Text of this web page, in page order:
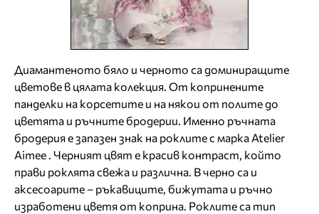
Диамантеното бяло и черното са доминиращите
цветове в цялата колекция. От копринените
панделки на корсетите и на някои от полите до
цветята и ръчните бродерии. Именно ръчната
бродерия е запазен знак на роклите с марка Atelier
Aimee . Черният цвят е красив контраст, който
прави роклята свежа и различна. В черно са и
аксесоарите – ръкавиците, бижутата и ръчно
изработени цветя от коприна. Роклите са тип